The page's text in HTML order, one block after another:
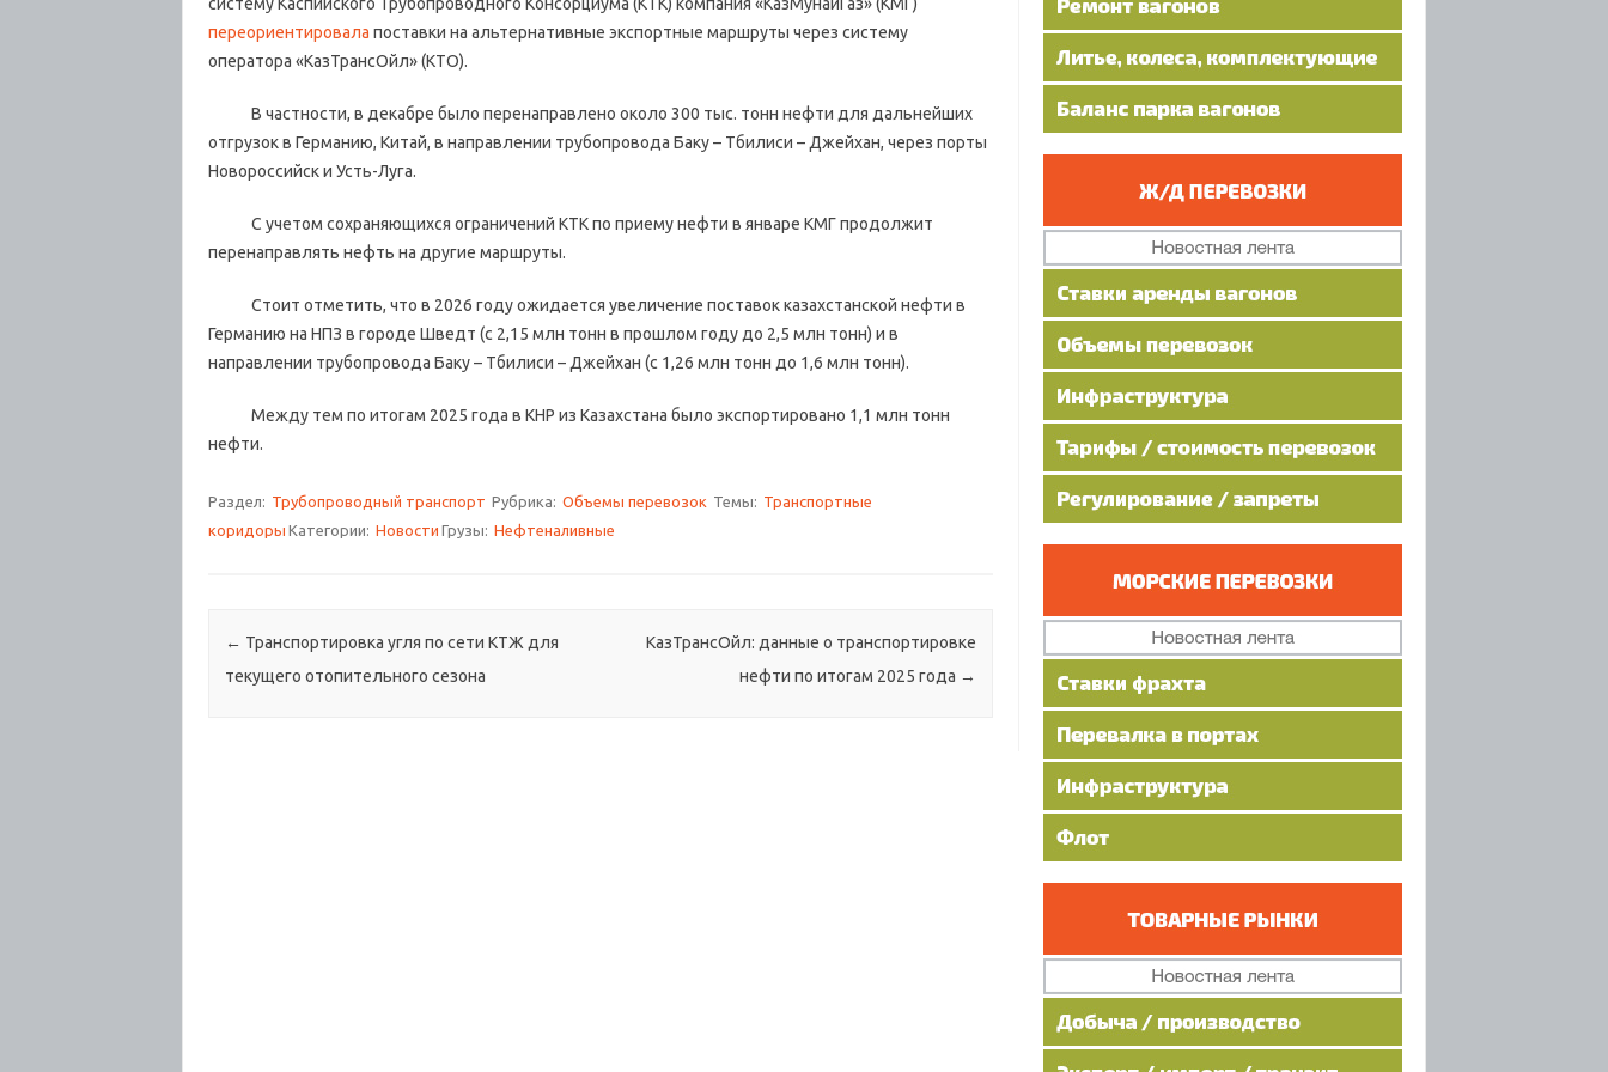
переориентировала поставки на альтернативные экспортные маршруты через систему
оператора «КазТрансОйл» (КТО).
В частности, в декабре было перенаправлено около 300 тыс. тонн нефти для дальнейших
отгрузок в Германию, Китай, в направлении трубопровода Баку – Тбилиси – Джейхан, через порты
Новороссийск и Усть-Луга.
С учетом сохраняющихся ограничений КТК по приему нефти в январе КМГ продолжит
перенаправлять нефть на другие маршруты.
Стоит отметить, что в 2026 году ожидается увеличение поставок казахстанской нефти в
Германию на НПЗ в городе Шведт (с 2,15 млн тонн в прошлом году до 2,5 млн тонн) и в
направлении трубопровода Баку – Тбилиси – Джейхан (с 1,26 млн тонн до 1,6 млн тонн).
Между тем по итогам 2025 года в КНР из Казахстана было экспортировано 1,1 млн тонн
нефти.
Раздел: Трубопроводный транспорт Рубрика: Объемы перевозок Темы: Транспортные
коридоры Категории: Новости Грузы: Нефтеналивные
Навигация по записям
← Транспортировка угля по сети КТЖ для
текущего отопительного сезона
КазТрансОйл: данные о транспортировке
нефти по итогам 2025 года →